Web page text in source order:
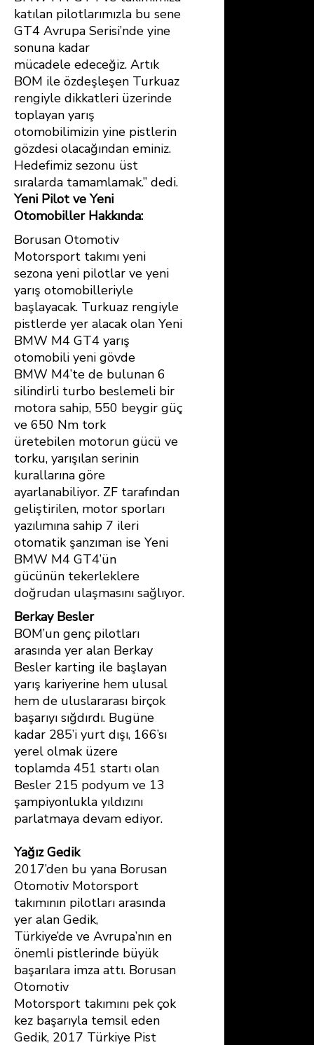
katılan pilotlarımızla bu sene
GT4 Avrupa Serisi’nde yine
sonuna kadar
mücadele edeceğiz. Artık
BOM ile özdeşleşen Turkuaz
rengiyle dikkatleri üzerinde
toplayan yarış
otomobilimizin yine pistlerin
gözdesi olacağından eminiz.
Hedefimiz sezonu üst
sıralarda tamamlamak.” dedi.
Yeni Pilot ve Yeni
Otomobiller Hakkında:
Borusan Otomotiv
Motorsport takımı yeni
sezona yeni pilotlar ve yeni
yarış otomobilleriyle
başlayacak. Turkuaz rengiyle
pistlerde yer alacak olan Yeni
BMW M4 GT4 yarış
otomobili yeni gövde
BMW M4’te de bulunan 6
silindirli turbo beslemeli bir
motora sahip, 550 beygir güç
ve 650 Nm tork
üretebilen motorun gücü ve
torku, yarışılan serinin
kurallarına göre
ayarlanabiliyor. ZF tarafından
geliştirilen, motor sporları
yazılımına sahip 7 ileri
otomatik şanzıman ise Yeni
BMW M4 GT4’ün
gücünün tekerleklere
doğrudan ulaşmasını sağlıyor.
Berkay Besler
BOM’un genç pilotları
arasında yer alan Berkay
Besler karting ile başlayan
yarış kariyerine hem ulusal
hem de uluslararası birçok
başarıyı sığdırdı. Bugüne
kadar 285’i yurt dışı, 166’sı
yerel olmak üzere
toplamda 451 startı olan
Besler 215 podyum ve 13
şampiyonlukla yıldızını
parlatmaya devam ediyor.
Yağız Gedik
2017’den bu yana Borusan
Otomotiv Motorsport
takımının pilotları arasında
yer alan Gedik,
Türkiye’de ve Avrupa’nın en
önemli pistlerinde büyük
başarılara imza attı. Borusan
Otomotiv
Motorsport takımını pek çok
kez başarıyla temsil eden
Gedik, 2017 Türkiye Pist